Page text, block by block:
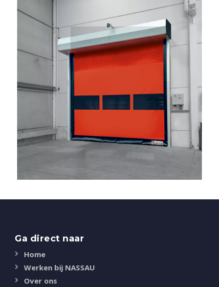
Ga direct naar
Home
Werken bij NASSAU
Over ons